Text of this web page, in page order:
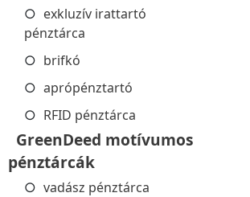
exkluzív irattartó
pénztárca
brifkó
aprópénztartó
RFID pénztárca
GreenDeed motívumos
pénztárcák
vadász pénztárca